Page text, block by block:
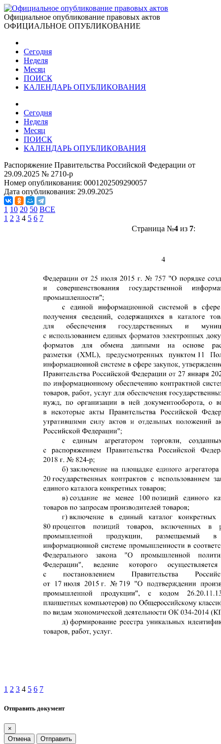
Официальное опубликование правовых актов
ОФИЦИАЛЬНОЕ ОПУБЛИКОВАНИЕ
Сегодня
Неделя
Месяц
ПОИСК
КАЛЕНДАРЬ ОПУБЛИКОВАНИЯ
Сегодня
Неделя
Месяц
ПОИСК
КАЛЕНДАРЬ ОПУБЛИКОВАНИЯ
Распоряжение Правительства Российской Федерации от
29.09.2025 № 2710-р
Номер опубликования: 0001202509290057
Дата опубликования: 29.09.2025
1 10 20 50 ВСЕ
1 2 3 4 5 6 7
Страница №4из 7:
1 2 3 4 5 6 7
Отправить документ
×
Отмена
Отправить